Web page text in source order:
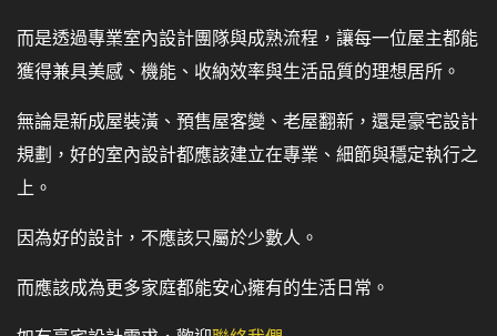
而是透過專業室內設計團隊與成熟流程，讓每一位屋主都能
獲得兼具美感、機能、收納效率與生活品質的理想居所。
無論是新成屋裝潢、預售屋客變、老屋翻新，還是豪宅設計
規劃，好的室內設計都應該建立在專業、細節與穩定執行之
上。
因為好的設計，不應該只屬於少數人。
而應該成為更多家庭都能安心擁有的生活日常。